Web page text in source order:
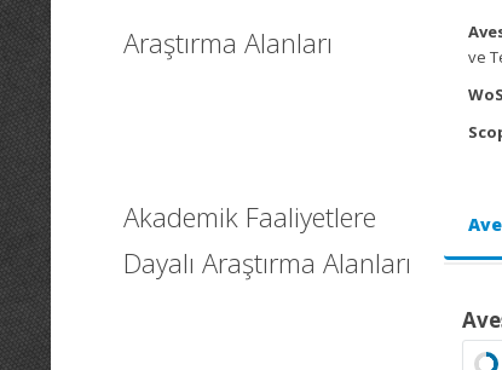
Araştırma Alanları
ve
Akademik Faaliyetlere
Dayalı Araştırma Alanları